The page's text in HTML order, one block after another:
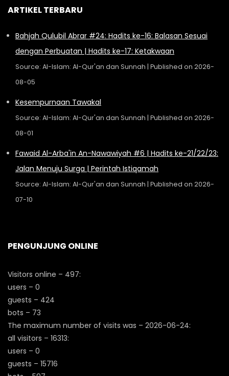
ARTIKEL TERBARU
Bahjah Qulubil Abrar #24: Hadits ke-16: Balasan Sesuai
dengan Perbuatan | Hadits ke-17: Ketakwaan
Source: Al-Islam: Al-Qur'an dan Sunnah Published on 2026-
08-05
Kesempurnaan Tawakal
Source: Al-Islam: Al-Qur'an dan Sunnah Published on 2026-
08-01
Fawaid Al-Arba'in An-Nawawiyah #6 | Hadits ke-21/22/23:
Jalan Menuju Surga | Perintah Istiqamah
Source: Al-Islam: Al-Qur'an dan Sunnah Published on 2026-
07-10
PENGUNJUNG ONLINE
Visitors online – 497:
users – 0
guests – 424
bots – 73
The maximum number of visits was – 2026-06-24:
all visitors – 16313:
users – 0
guests – 15716